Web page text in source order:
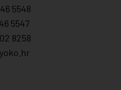
5548
5547
8258
hr